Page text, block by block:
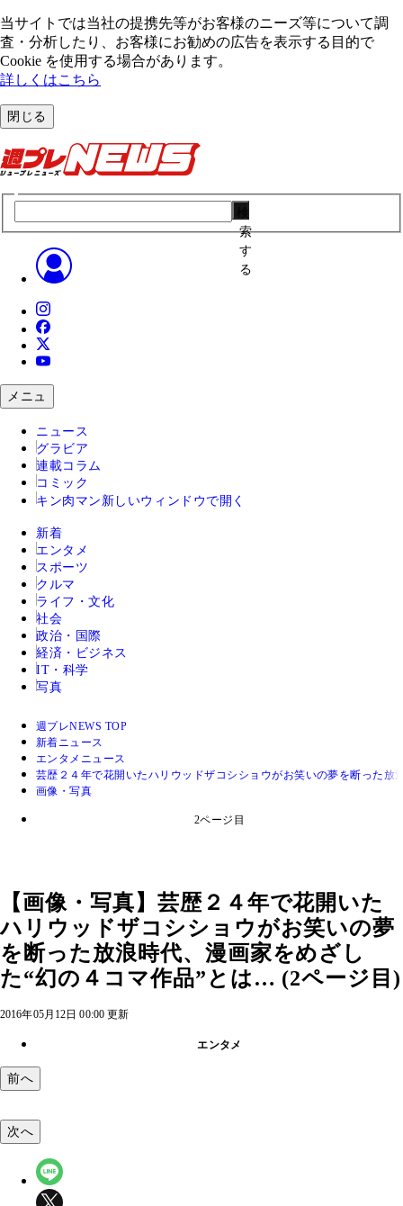
当サイトでは当社の提携先等がお客様のニーズ等について調
査・分析したり、お客様にお勧めの広告を表⽰する⽬的で
Cookie を使⽤する場合があります。
詳しくはこちら
閉じる
索
す
る
メニュ
ニュース
グラビア
連載コラム
コミック
キン肉マン 新しいウィンドウで開く
新着
エンタメ
スポーツ
クルマ
ライフ・文化
社会
政治・国際
経済・ビジネス
IT・科学
写真
週プレNEWS TOP
新着ニュース
エンタメニュース
芸歴２４年で花開いたハリウッドザコシショウがお笑いの夢を断った
画像・写真
2ページ目
【画像・写真】芸歴２４年で花開いた
ハリウッドザコシショウがお笑いの夢
を断った放浪時代、漫画家をめざし
た“幻の４コマ作品”とは… (2ページ目)
2016年05月12日 00:00 更新
エンタメ
前へ
次へ